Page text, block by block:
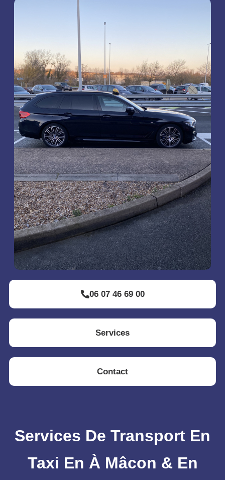
06 07 46 69 00
Services
Contact
Services De Transport En
Taxi En À Mâcon & En